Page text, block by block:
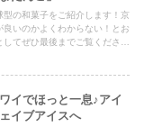
の和菓子をご紹介します！京
いのかよくわからない！とお
てぜひ最後までご覧くださ
イでほっと一息♪アイ
イブアイスへ